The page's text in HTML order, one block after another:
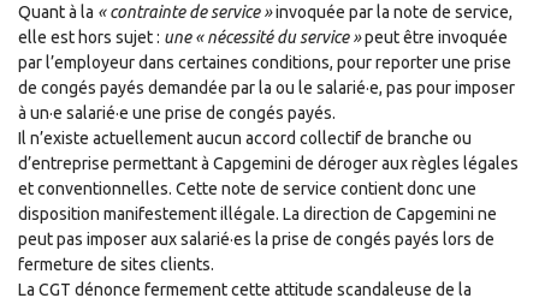
Quant à la « contrainte de service »invoquée par la note de service,
elle est hors sujet : une « nécessité du service »peut être invoquée
par l’employeur dans certaines conditions, pour reporter une prise
de congés payés demandée par la ou le salarié·e, pas pour imposer
à un·e salarié·e une prise de congés payés.
Il n’existe actuellement aucun accord collectif de branche ou
d’entreprise permettant à Capgemini de déroger aux règles légales
et conventionnelles. Cette note de service contient donc une
disposition manifestement illégale. La direction de Capgemini ne
peut pas imposer aux salarié·es la prise de congés payés lors de
fermeture de sites clients.
La CGT dénonce fermement cette attitude scandaleuse de la